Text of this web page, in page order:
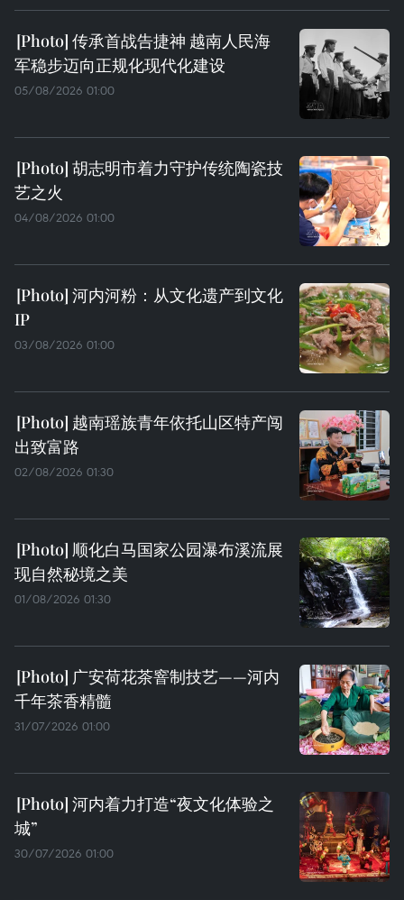
传承首战告捷神 越南人民海
军稳步迈向正规化现代化建设
05/08/2026 01:00
胡志明市着力守护传统陶瓷技
艺之火
04/08/2026 01:00
河内河粉：从文化遗产到文化
IP
03/08/2026 01:00
越南瑶族青年依托山区特产闯
出致富路
02/08/2026 01:30
顺化白马国家公园瀑布溪流展
现自然秘境之美
01/08/2026 01:30
广安荷花茶窨制技艺——河内
千年茶香精髓
31/07/2026 01:00
河内着力打造“夜文化体验之
城”
30/07/2026 01:00